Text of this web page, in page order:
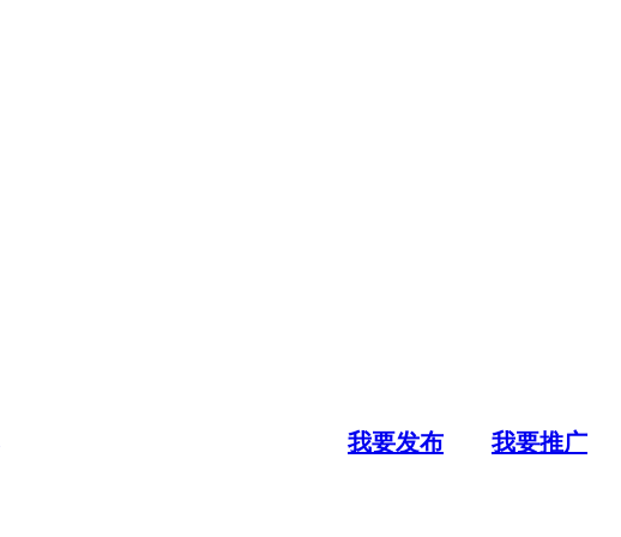
我要发布 我要推广